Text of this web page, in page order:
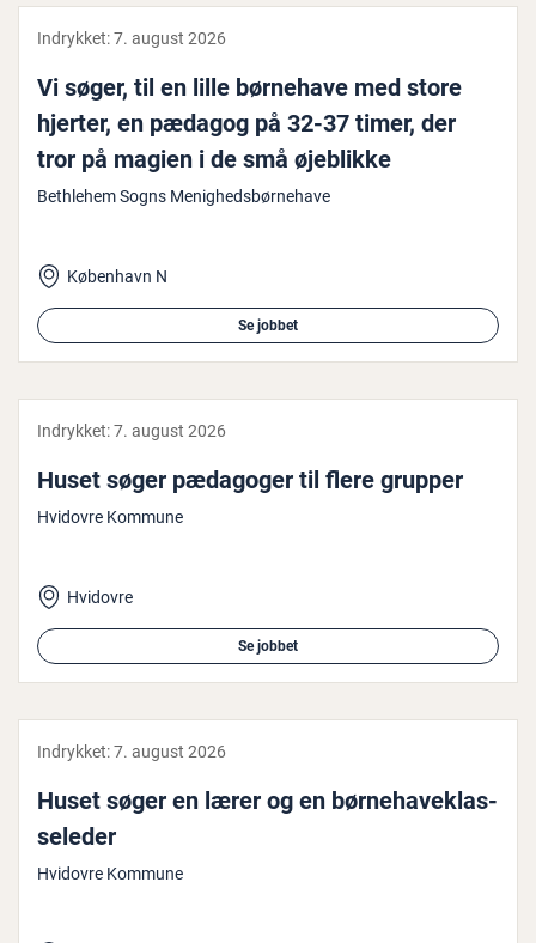
Indrykket:7. august 2026
Vi søger, til en lille børnehave med store
hjerter, en pædagog på 32-37 timer, der
tror på magien i de små øjeblikke
Bethlehem Sogns Menighedsbørnehave
København N
Se jobbet
Indrykket:7. august 2026
Huset søger pædagoger til flere grupper
Hvidovre Kommune
Hvidovre
Se jobbet
Indrykket:7. august 2026
Huset søger en lærer og en bør­ne­ha­ve­klas­
se­le­der
Hvidovre Kommune